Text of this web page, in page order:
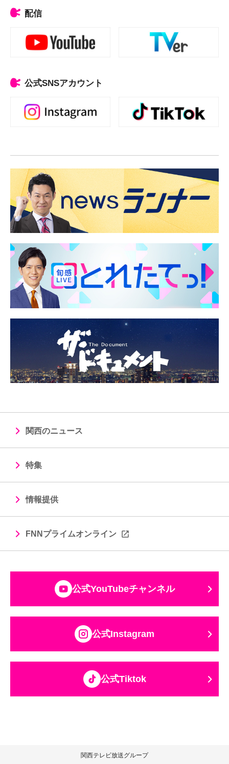
配信
公式SNSアカウント
関西のニュース
特集
情報提供
FNNプライムオンライン
公式YouTubeチャンネル
公式Instagram
公式Tiktok
関西テレビ放送グループ